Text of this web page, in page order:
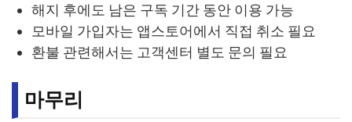
해지 후에도 남은 구독 기간 동안 이용 가능
모바일 가입자는 앱스토어에서 직접 취소 필요
환불 관련해서는 고객센터 별도 문의 필요
마무리